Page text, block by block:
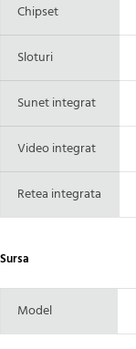
Chipset
Sloturi
Sunet integrat
Video integrat
Retea integrata
Sursa
Model